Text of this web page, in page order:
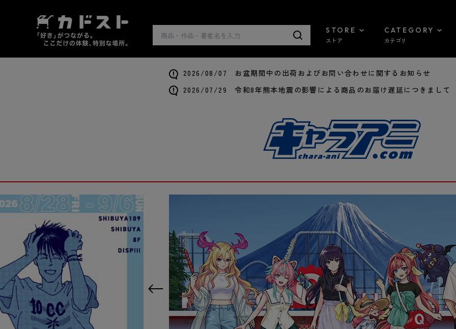
STORE
ストア
CATEGORY
カテゴリ
2026/08/07 お盆期間中の出荷およびお問い合わせに関するお知らせ
2026/07/29 令和8年熊本地震の影響による商品のお届け遅延につきまして